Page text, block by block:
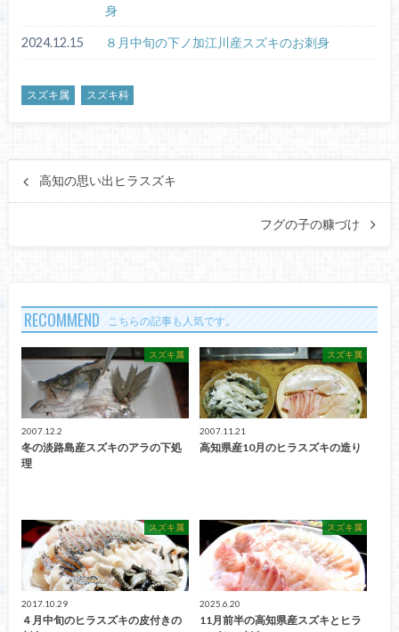
身
2024.12.15 ８月中旬の下ノ加江川産スズキのお刺身
スズキ属 スズキ科
高知の思い出ヒラスズキ
フグの子の糠づけ
RECOMMEND こちらの記事も人気です。
スズキ属
2007.12.2
冬の淡路島産スズキのアラの下処
理
スズキ属
2007.11.21
高知県産10月のヒラスズキの造り
スズキ属
2017.10.29
４月中旬のヒラスズキの皮付きの
スズキ属
2025.6.20
11月前半の高知県産スズキとヒラ